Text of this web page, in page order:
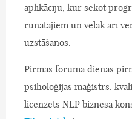
aplikāciju, kur sekot
runātājiem un vēlāk arī
uzstāšanos.
Pirmās foruma dienas
psiholoģijas maģistrs,
licenzēts NLP biznesa